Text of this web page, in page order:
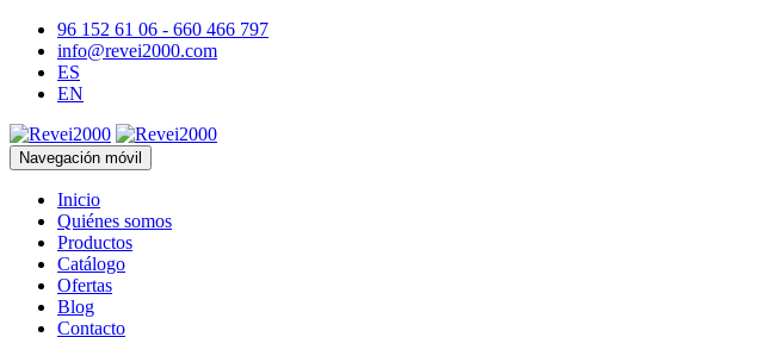
96 152 61 06 - 660 466 797
info@revei2000.com
ES
EN
Navegación móvil
Inicio
Quiénes somos
Productos
Catálogo
Ofertas
Blog
Contacto